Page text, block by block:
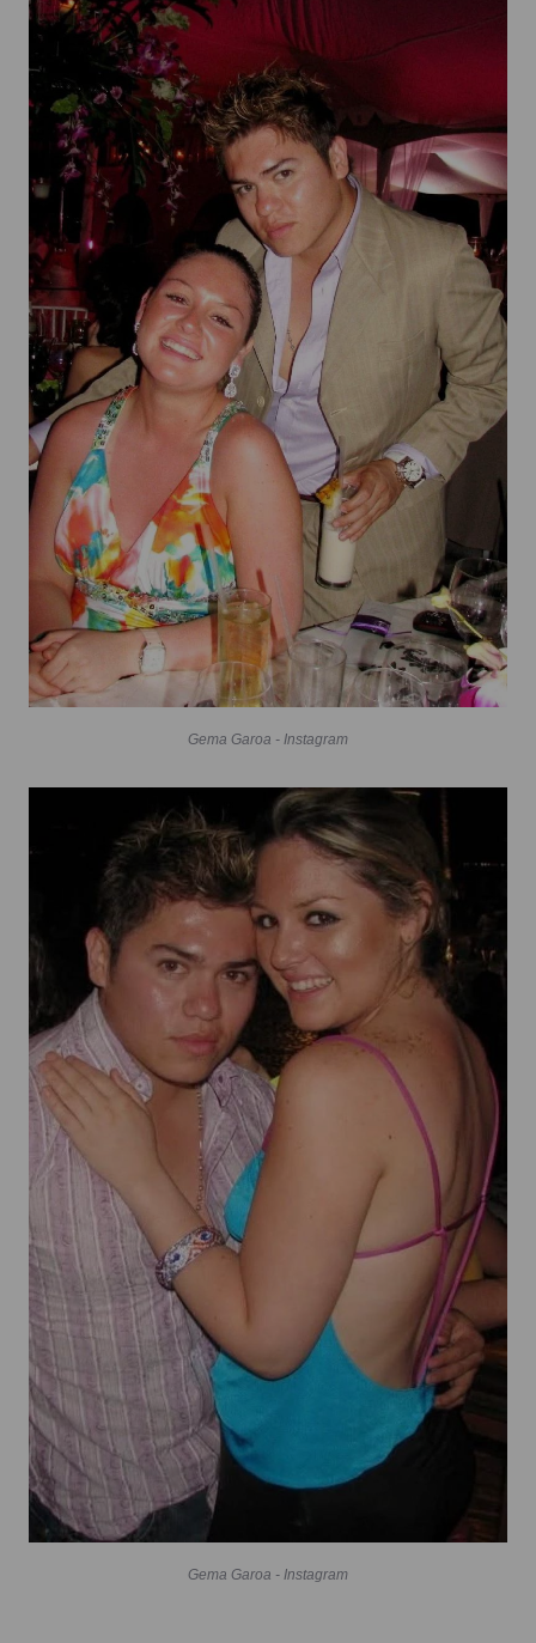
Gema Garoa - Instagram
Gema Garoa - Instagram